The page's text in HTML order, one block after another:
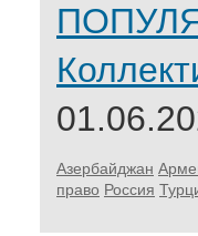
Азербайджан
право Россия